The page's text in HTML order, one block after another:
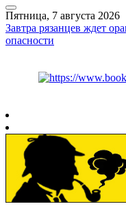
Пятница, 7 августа 2026
Завтра рязанцев ждет
опасности